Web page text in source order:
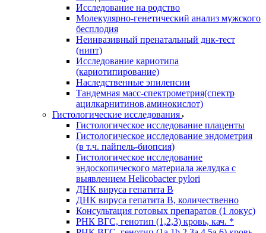
Исследование на родство
Молекулярно-генетический анализ мужского
бесплодия
Неинвазивный пренатальный днк-тест
(нипт)
Исследование кариотипа
(кариотипирование)
Наследственные эпилепсии
Тандемная масс-спектрометрия(спектр
ацилкарнитинов,аминокислот)
Гистологические исследования
Гистологическое исследование плаценты
Гистологическое исследование эндометрия
(в т.ч. пайпель-биопсия)
Гистологическое исследование
эндоскопического материала желудка с
выявлением Helicobacter pylori
ДНК вируса гепатита B
ДНК вируса гепатита B, количественно
Консультация готовых препаратов (1 локус)
РНК ВГC, генотип (1,2,3) кровь, кач. *